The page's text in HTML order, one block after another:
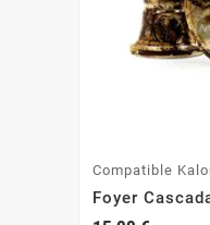
Compatible
Foyer